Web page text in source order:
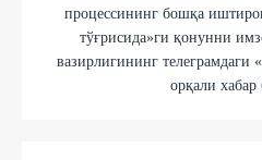
процессининг бошқа
тўғрисида»ги қонунни
вазирлигининг телеграмдаги
орқали хабар